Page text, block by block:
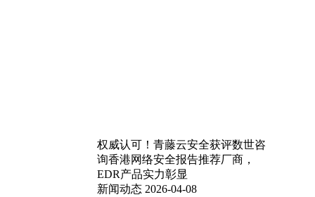
权威认可！青藤云安全获评数世咨
询香港网络安全报告推荐厂商，
EDR产品实力彰显
新闻动态 2026-04-08